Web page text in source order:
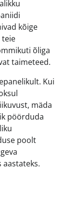
kõige
teie
õliga
taimeteed.
Kui
mäda
pöörduda
poolt